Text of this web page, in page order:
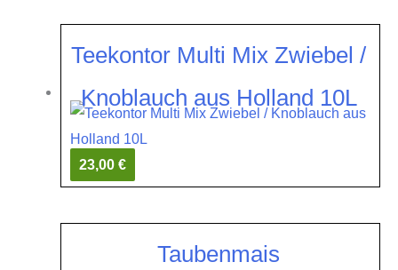
Teekontor Multi Mix Zwiebel /
Knoblauch aus Holland 10L
23,00 €
Taubenmais